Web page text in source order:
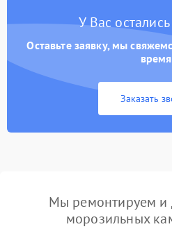
У Вас
Оставьте заявку, мы
время
Заказать
Мы ремонтируем и
морозильных